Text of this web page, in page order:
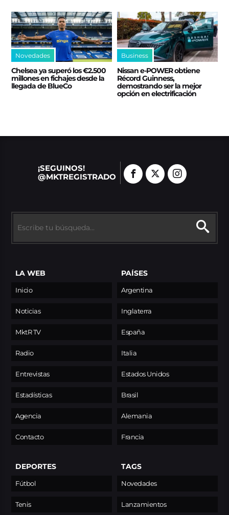
Novedades
Chelsea ya superó los €2.500
millones en fichajes desde la
llegada de BlueCo
Business
Nissan e‑POWER obtiene
Récord Guinness,
demostrando ser la mejor
opción en electrificación
¡SEGUINOS!
@MKTREGISTRADO
LA WEB
Inicio
Noticias
MktR TV
Radio
Entrevistas
Estadísticas
Agencia
Contacto
PAÍSES
Argentina
Inglaterra
España
Italia
Estados Unidos
Brasil
Alemania
Francia
DEPORTES
Fútbol
Tenis
TAGS
Novedades
Lanzamientos